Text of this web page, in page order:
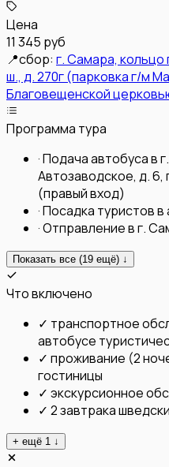
Цена
11 345 руб
📍сбор: г. Самара,
ш., д. 270г (парковка г/м
Благовещенской
Программа тура
·Подача автобуса в
Автозаводское, д. 6,
(правый вход)
·Посадка туристов в
·Отправление в г.
Показать все (19 ещё) ↓
Что включено
✓ транспортное
автобусе
✓ проживание (2
гостиницы
✓ экскурсионное
✓ 2 завтрака
+ ещё 1 ↓